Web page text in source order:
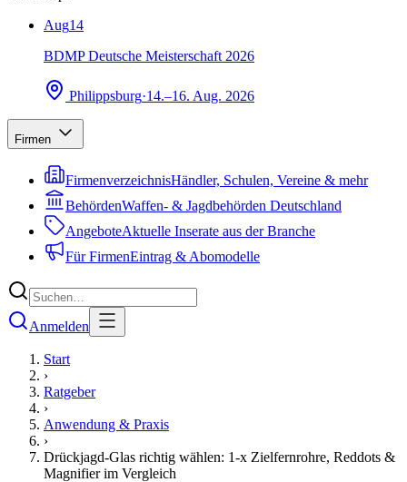
Aug14
BDMP Deutsche Meisterschaft 2026
Philippsburg·14.–16. Aug. 2026
Firmen
FirmenverzeichnisHändler, Schulen, Vereine & mehr
BehördenWaffen- & Jagdbehörden Deutschland
AngeboteAktuelle Inserate aus der Branche
Für FirmenEintrag & Abomodelle
Anmelden
Start
›
Ratgeber
›
Anwendung & Praxis
›
Drückjagd-Glas richtig wählen: 1-x Zielfernrohre, Reddots &
Magnifier im Vergleich